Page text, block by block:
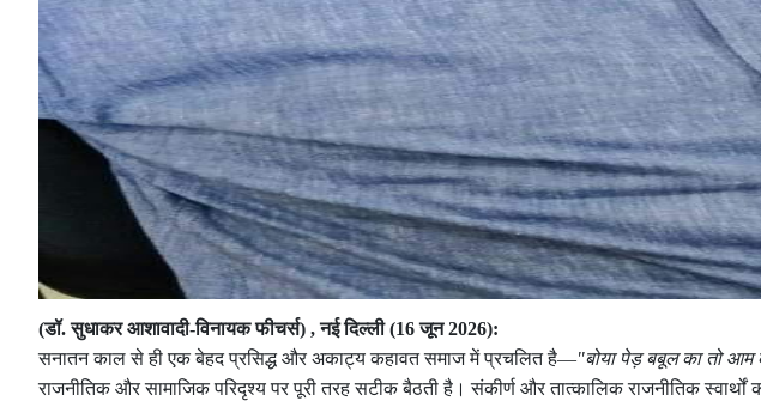
(डॉ. सुधाकर आशावादी-विनायक फीचर्स) , नई दिल्ली (16 जून 2026):
सनातन काल से ही एक बेहद प्रसिद्ध और अकाट्य कहावत समाज में प्रचलित है—"बोया पेड़ बबूल का तो
राजनीतिक और सामाजिक परिदृश्य पर पूरी तरह सटीक बैठती है। संकीर्ण और तात्कालिक राजनीतिक स्वार्थों